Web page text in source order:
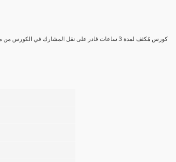
كورس مٌكثف لمدة 3 ساعات قادر على نقل المشارك في